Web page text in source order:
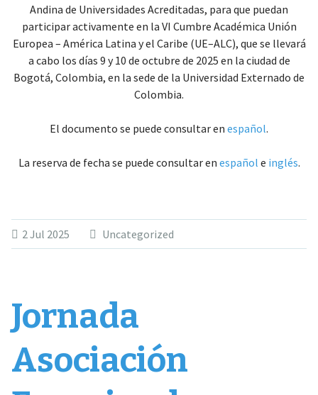
Andina de Universidades Acreditadas, para que puedan
participar activamente en la VI Cumbre Académica Unión
Europea – América Latina y el Caribe (UE–ALC), que se llevará
a cabo los días 9 y 10 de octubre de 2025 en la ciudad de
Bogotá, Colombia, en la sede de la Universidad Externado de
Colombia.
El documento se puede consultar en español.
La reserva de fecha se puede consultar en español e inglés.
2 Jul 2025 Uncategorized
Jornada
Asociación